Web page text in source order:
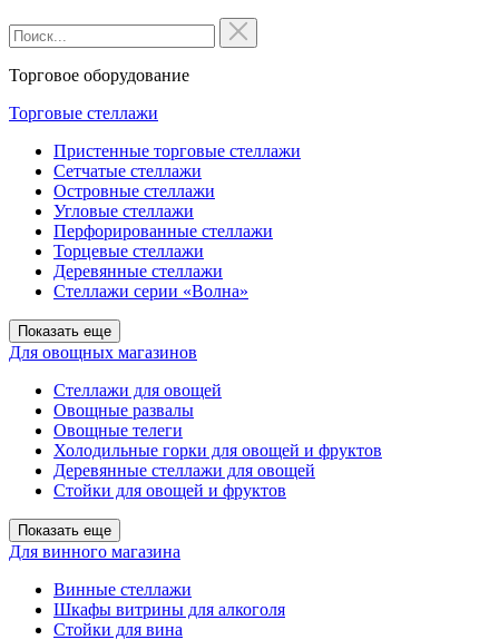
Торговое оборудование
Торговые стеллажи
Пристенные торговые стеллажи
Сетчатые стеллажи
Островные стеллажи
Угловые стеллажи
Перфорированные стеллажи
Торцевые стеллажи
Деревянные стеллажи
Стеллажи серии «Волна»
Показать еще
Для овощных магазинов
Стеллажи для овощей
Овощные развалы
Овощные телеги
Холодильные горки для овощей и фруктов
Деревянные стеллажи для овощей
Стойки для овощей и фруктов
Показать еще
Для винного магазина
Винные стеллажи
Шкафы витрины для алкоголя
Стойки для вина